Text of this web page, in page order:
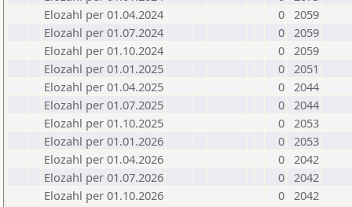
Elozahl per 01.04.2024
0 2059
Elozahl per 01.07.2024
0 2059
Elozahl per 01.10.2024
0 2059
Elozahl per 01.01.2025
0 2051
Elozahl per 01.04.2025
0 2044
Elozahl per 01.07.2025
0 2044
Elozahl per 01.10.2025
0 2053
Elozahl per 01.01.2026
0 2053
Elozahl per 01.04.2026
0 2042
Elozahl per 01.07.2026
0 2042
Elozahl per 01.10.2026
0 2042